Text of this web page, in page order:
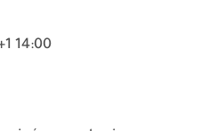
14:00 GMT+1